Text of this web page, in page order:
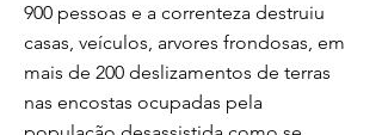
900 pessoas e a correnteza destruiu
casas, veículos, arvores frondosas, em
mais de 200 deslizamentos de terras
nas encostas ocupadas pela